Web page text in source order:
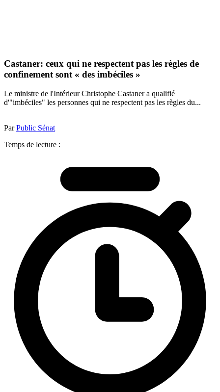
Castaner: ceux qui ne respectent pas les règles de
confinement sont « des imbéciles »
Le ministre de l'Intérieur Christophe Castaner a qualifié
d'"imbéciles" les personnes qui ne respectent pas les règles du...
ParPublic Sénat
Temps de lecture :